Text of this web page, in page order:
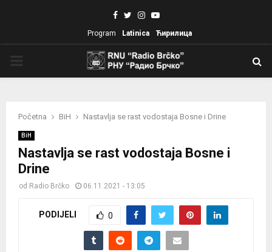
Facebook
TwitterInstagram
Youtube
Program Latinica Ћирилица
Početna BiH Nastavlja se rast vodostaja Bosne i Drine
BiH
Nastavlja se rast vodostaja Bosne i
Drine
od Radio Brčko 06.11.2021 - 13:05
PODIJELI 0